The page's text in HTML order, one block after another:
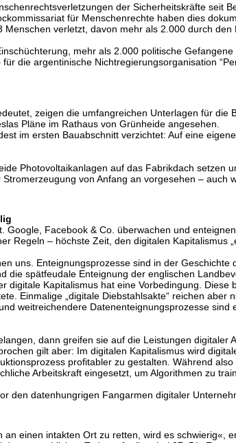
der Sicherheitskräfte seit
für Menschenrechte haben dies
verletzt, davon mehr als 2.000 durch
mehr als 2.000 politische
die argentinische Nichtregierungsorganisation
zeigen die umfangreichen Unterlagen für die
Pläne im Rathaus von Grünheide angesehen.
im ersten Bauabschnitt verzichtet: Auf eine
Photovoltaikanlagen auf das Fabrikdach setzen
von Anfang an vorgesehen – auch
Facebook & Co. überwachen und
Regeln – höchste Zeit, den digitalen Kapitalismus
uns. Enteignungsprozesse sind in der Geschichte
spätfeudale Enteignung der englischen
Kapitalismus hat eine Vorbedingung. Diese
Einmalige „digitale Diebstahlsakte“ reichen aber
weitreichendere Datenenteignungsprozesse sind
dann greifen sie auf die Leistungen digitaler
gilt aber: Im digitalen Kapitalismus wird
profitabler zu gestalten. Während
Arbeitskraft eingesetzt, um Algorithmen zu
den datenhungrigen Fangarmen digitaler
einen intakten Ort zu retten, wird es schwierig«,